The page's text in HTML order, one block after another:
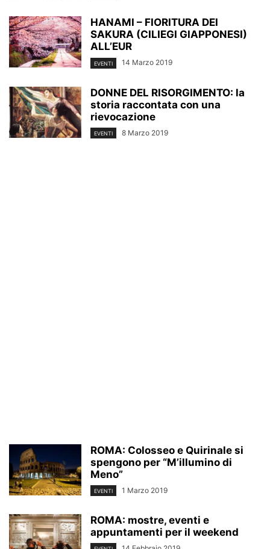
HANAMI – FIORITURA DEI
SAKURA (CILIEGI GIAPPONESI)
ALL’EUR
EVENTI 14 Marzo 2019
DONNE DEL RISORGIMENTO: la
storia raccontata con una
rievocazione
EVENTI 8 Marzo 2019
ROMA: Colosseo e Quirinale si
spengono per “M’illumino di
Meno”
EVENTI 1 Marzo 2019
ROMA: mostre, eventi e
appuntamenti per il weekend